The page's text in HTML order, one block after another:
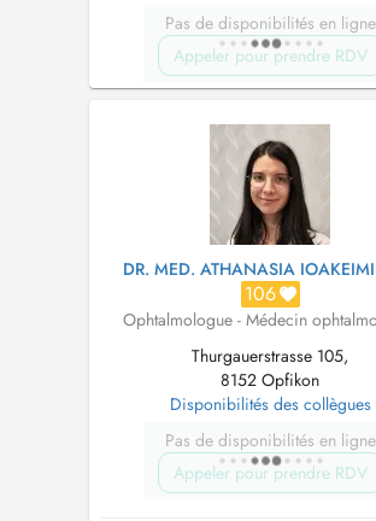
Pas de disponibilités en ligne
Appeler pour prendre RDV
DR. MED. ATHANASIA
106
Ophtalmologue - Médecin
Thurgauerstrasse 105,
8152 Opfikon
Disponibilités des collègues
Pas de disponibilités en ligne
Appeler pour prendre RDV